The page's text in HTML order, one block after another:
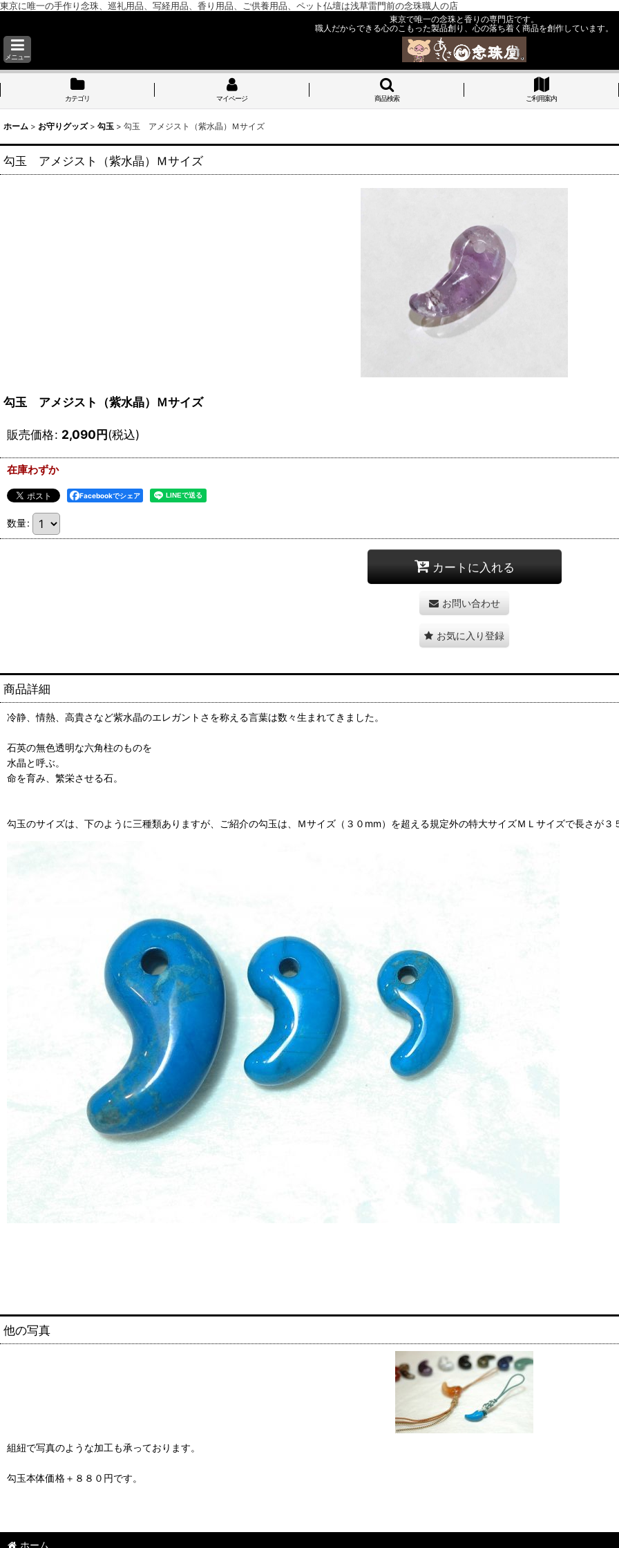
東京に唯一の手作り念珠、巡礼用品、写経用品、香り用品、ご供養用品、ペット仏壇は浅草雷門前の念珠職人の店
東京で唯一の念珠と香りの専門店です。
職人だからできる心のこもった製品創り、心の落ち着く商品を創作しています。
メニュー
カテゴリ マイページ 商品検索 ご利用案内
ホーム > お守りグッズ > 勾玉 > 勾玉 アメジスト（紫水晶）Ｍサイズ
勾玉 アメジスト（紫水晶）Ｍサイズ
勾玉 アメジスト（紫水晶）Ｍサイズ
販売価格: 2,090円(税込)
在庫わずか
Facebookでシェア
数量:
カートに入れる
お問い合わせ
お気に入り登録
商品詳細
冷静、情熱、高貴さなど紫水晶のエレガントさを称える言葉は数々生まれてきました。
石英の無色透明な六角柱のものを
水晶と呼ぶ。
命を育み、繁栄させる石。
勾玉のサイズは、下のように三種類ありますが、ご紹介の勾玉は、Ｍサイズ（３０mm）を超える規定外の特大サイズＭＬサイズで長さが３
他の写真
組紐で写真のような加工も承っております。
勾玉本体価格＋８８０円です。
ホーム